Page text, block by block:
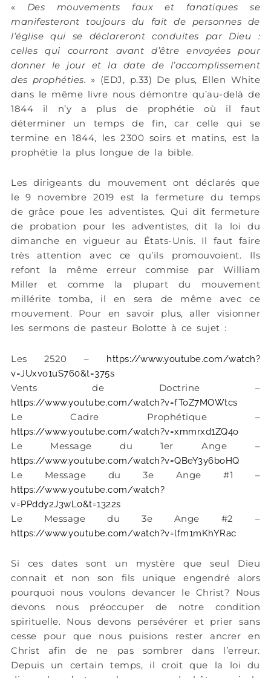
« Des mouvements faux et fanatiques se
manifesteront toujours du fait de personnes de
l’église qui se déclareront conduites par Dieu :
celles qui courront avant d’être envoyées pour
donner le jour et la date de l’accomplissement
des prophéties. » (EDJ, p.33) De plus, Ellen White
dans le même livre nous démontre qu’au-delà de
1844 il n’y a plus de prophétie où il faut
déterminer un temps de fin, car celle qui se
termine en 1844, les 2300 soirs et matins, est la
prophétie la plus longue de la bible.
Les dirigeants du mouvement ont déclarés que
le 9 novembre 2019 est la fermeture du temps
de grâce poue les adventistes. Qui dit fermeture
de probation pour les adventistes, dit la loi du
dimanche en vigueur au États-Unis. Il faut faire
très attention avec ce qu’ils promouvoient. Ils
refont la même erreur commise par William
Miller et comme la plupart du mouvement
millérite tomba, il en sera de même avec ce
mouvement. Pour en savoir plus, aller visionner
les sermons de pasteur Bolotte à ce sujet :
Les 2520 – https://www.youtube.com/watch?
v=JUxvo1uS760&t=375s
Vents de Doctrine –
https://www.youtube.com/watch?v=fToZ7MOWtcs
Le Cadre Prophétique –
https://www.youtube.com/watch?v=xmmrxd1ZQ4o
Le Message du 1er Ange –
https://www.youtube.com/watch?v=QBeY3y6boHQ
Le Message du 3e Ange #1 –
https://www.youtube.com/watch?
v=PPddy2J3wL0&t=1322s
Le Message du 3e Ange #2 –
https://www.youtube.com/watch?v=lfm1mKhYRac
Si ces dates sont un mystère que seul Dieu
connait et non son fils unique engendré alors
pourquoi nous voulons devancer le Christ? Nous
devons nous préoccuper de notre condition
spirituelle. Nous devons persévérer et prier sans
cesse pour que nous puisions rester ancrer en
Christ afin de ne pas sombrer dans l’erreur.
Depuis un certain temps, il croit que la loi du